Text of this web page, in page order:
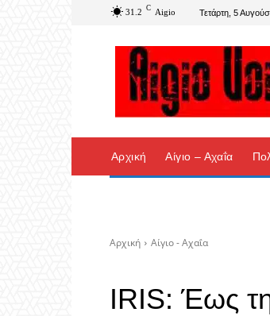
31.2 C Aigio Τετάρτη, 5
Αρχική Αίγιο – Αχαΐα
Αρχική Αίγιο - Αχαΐα
IRIS: Έως